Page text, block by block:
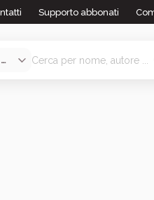
Supporto abbonati